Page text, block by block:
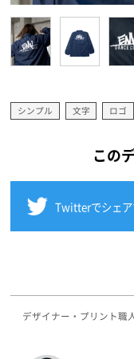
シンプル 文字 ロゴ
この
Twitterでシェア
デザイナー・プリント職